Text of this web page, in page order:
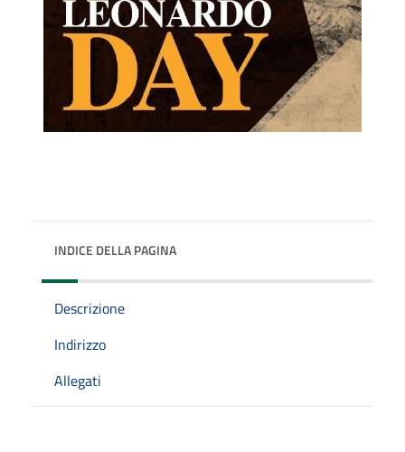
INDICE DELLA PAGINA
Descrizione
Indirizzo
Allegati